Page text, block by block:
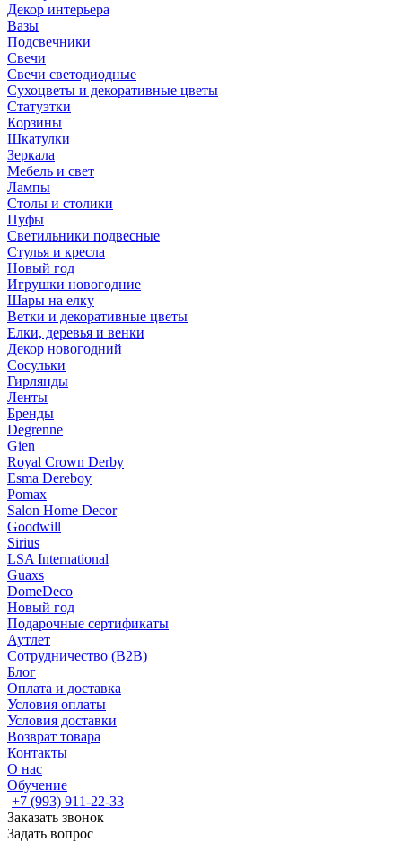
Декор интерьера
Вазы
Подсвечники
Свечи
Свечи светодиодные
Сухоцветы и декоративные цветы
Статуэтки
Корзины
Шкатулки
Зеркала
Мебель и свет
Лампы
Столы и столики
Пуфы
Светильники подвесные
Стулья и кресла
Новый год
Игрушки новогодние
Шары на елку
Ветки и декоративные цветы
Елки, деревья и венки
Декор новогодний
Сосульки
Гирлянды
Ленты
Бренды
Degrenne
Gien
Royal Crown Derby
Esma Dereboy
Pomax
Salon Home Decor
Goodwill
Sirius
LSA International
Guaxs
DomeDeco
Новый год
Подарочные сертификаты
Аутлет
Сотрудничество (B2B)
Блог
Оплата и доставка
Условия оплаты
Условия доставки
Возврат товара
Контакты
О нас
Обучение
+7 (993) 911-22-33
Заказать звонок
Задать вопрос